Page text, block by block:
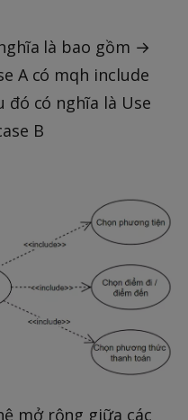
là bao gồm →
A có mqh include
đó có nghĩa là Use
B
mở rộng giữa các